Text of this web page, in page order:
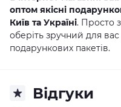
оптом якісні
Київ та Україні. Просто
оберіть зручний для
подарункових пакетів.
Відгуки